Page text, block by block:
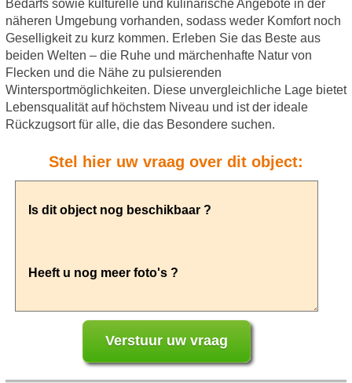
Bedarfs sowie kulturelle und kulinarische Angebote in der
näheren Umgebung vorhanden, sodass weder Komfort noch
Geselligkeit zu kurz kommen. Erleben Sie das Beste aus
beiden Welten – die Ruhe und märchenhafte Natur von
Flecken und die Nähe zu pulsierenden
Wintersportmöglichkeiten. Diese unvergleichliche Lage bietet
Lebensqualität auf höchstem Niveau und ist der ideale
Rückzugsort für alle, die das Besondere suchen.
Stel hier uw vraag over dit object: